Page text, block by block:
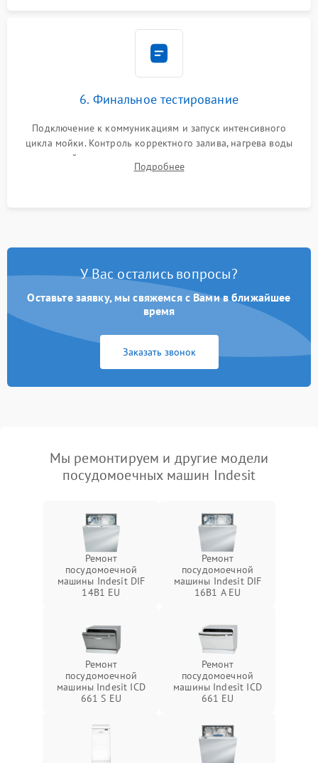
6. Финальное тестирование
Подключение к коммуникациям и запуск интенсивного
цикла мойки. Контроль корректного залива, нагрева воды
до нужной температуры, отсутствия посторонних шумов,
штатного слива и абсолютной сухости в поддоне.
Подробнее
У Вас остались вопросы?
Оставьте заявку, мы свяжемся с Вами в ближайшее
время
Заказать звонок
Мы ремонтируем и другие модели
посудомоечных машин Indesit
Ремонт
посудомоечной
машины Indesit DIF
14B1 EU
Ремонт
посудомоечной
машины Indesit DIF
16B1 A EU
Ремонт
посудомоечной
машины Indesit ICD
661 S EU
Ремонт
посудомоечной
машины Indesit ICD
661 EU